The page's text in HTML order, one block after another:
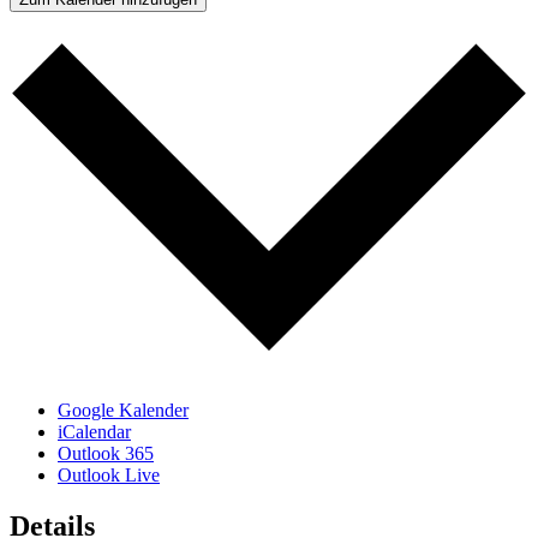
Google Kalender
iCalendar
Outlook 365
Outlook Live
Details